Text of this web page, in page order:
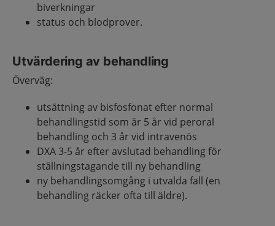
biverkningar
status och blodprover.
Utvärdering av behandling
Överväg:
utsättning av bisfosfonat efter normal
behandlingstid som är 5 år vid peroral
behandling och 3 år vid intravenös
DXA 3-5 år efter avslutad behandling för
ställningstagande till ny behandling
ny behandlingsomgång i utvalda fall (en
behandling räcker ofta till äldre).